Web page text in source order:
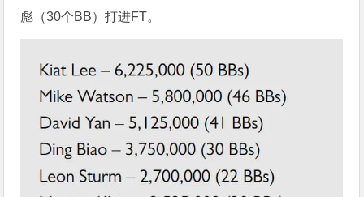
彪（30个BB）打进FT。